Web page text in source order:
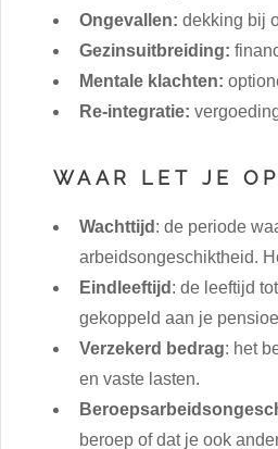
Ongevallen: dekking bij
Gezinsuitbreiding:
Mentale klachten:
Re-integratie:
WAAR LET JE
Wachttijd : de periode
arbeidsongeschiktheid.
Eindleeftijd : de leeftijd
gekoppeld aan je
Verzekerd bedrag: het
en vaste lasten.
beroep of dat je ook